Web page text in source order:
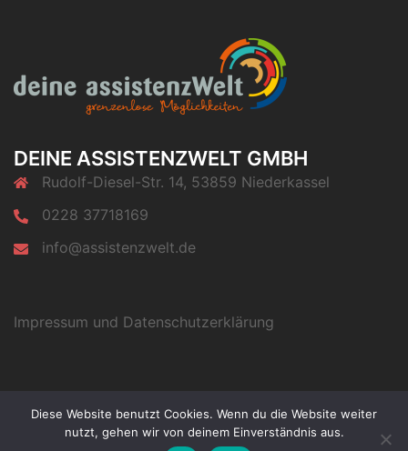
DEINE ASSISTENZWELT GMBH
Rudolf-Diesel-Str. 14, 53859 Niederkassel
0228 37718169
info@assistenzwelt.de
Impressum und Datenschutzerklärung
© 2026 Deine Assistenzwelt. Stolz präsentiert von
Diese Website benutzt Cookies. Wenn du die Website weiter
nutzt, gehen wir von deinem Einverständnis aus.